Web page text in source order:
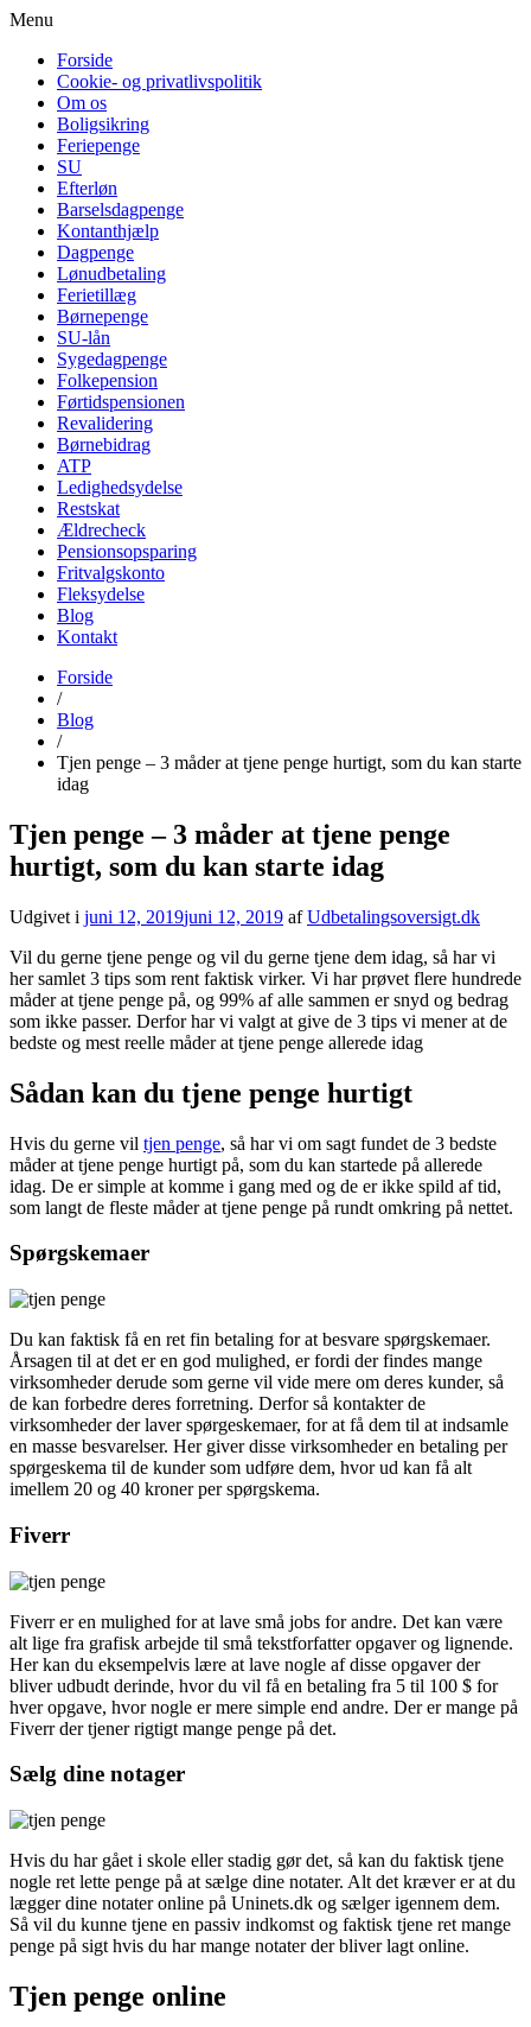
Menu
Forside
Cookie- og privatlivspolitik
Om os
Boligsikring
Feriepenge
SU
Efterløn
Barselsdagpenge
Kontanthjælp
Dagpenge
Lønudbetaling
Ferietillæg
Børnepenge
SU-lån
Sygedagpenge
Folkepension
Førtidspensionen
Revalidering
Børnebidrag
ATP
Ledighedsydelse
Restskat
Ældrecheck
Pensionsopsparing
Fritvalgskonto
Fleksydelse
Blog
Kontakt
udbetalingsoversigt.dk
Find alle datoer for udbetaling fra det offentlige her
Forside
/
Blog
/
Tjen penge – 3 måder at tjene penge hurtigt, som du kan starte
idag
Tjen penge – 3 måder at tjene penge
hurtigt, som du kan starte idag
Udgivet i juni 12, 2019juni 12, 2019 afUdbetalingsoversigt.dk
Vil du gerne tjene penge og vil du gerne tjene dem idag, så har vi
her samlet 3 tips som rent faktisk virker. Vi har prøvet flere hundrede
måder at tjene penge på, og 99% af alle sammen er snyd og bedrag
som ikke passer. Derfor har vi valgt at give de 3 tips vi mener at de
bedste og mest reelle måder at tjene penge allerede idag
Sådan kan du tjene penge hurtigt
Hvis du gerne vil tjen penge, så har vi om sagt fundet de 3 bedste
måder at tjene penge hurtigt på, som du kan startede på allerede
idag. De er simple at komme i gang med og de er ikke spild af tid,
som langt de fleste måder at tjene penge på rundt omkring på nettet.
Spørgskemaer
Du kan faktisk få en ret fin betaling for at besvare spørgskemaer.
Årsagen til at det er en god mulighed, er fordi der findes mange
virksomheder derude som gerne vil vide mere om deres kunder, så
de kan forbedre deres forretning. Derfor så kontakter de
virksomheder der laver spørgeskemaer, for at få dem til at indsamle
en masse besvarelser. Her giver disse virksomheder en betaling per
spørgeskema til de kunder som udføre dem, hvor ud kan få alt
imellem 20 og 40 kroner per spørgskema.
Fiverr
Fiverr er en mulighed for at lave små jobs for andre. Det kan være
alt lige fra grafisk arbejde til små tekstforfatter opgaver og lignende.
Her kan du eksempelvis lære at lave nogle af disse opgaver der
bliver udbudt derinde, hvor du vil få en betaling fra 5 til 100 $ for
hver opgave, hvor nogle er mere simple end andre. Der er mange på
Fiverr der tjener rigtigt mange penge på det.
Sælg dine notager
Hvis du har gået i skole eller stadig gør det, så kan du faktisk tjene
nogle ret lette penge på at sælge dine notater. Alt det kræver er at du
lægger dine notater online på Uninets.dk og sælger igennem dem.
Så vil du kunne tjene en passiv indkomst og faktisk tjene ret mange
penge på sigt hvis du har mange notater der bliver lagt online.
Tjen penge online